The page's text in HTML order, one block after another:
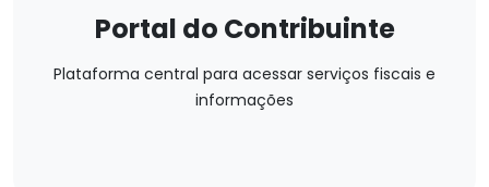
Portal do Contribuinte
Plataforma central para acessar serviços fiscais e
informações